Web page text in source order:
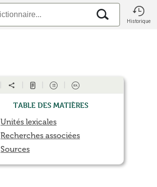
Historique
Table des matières
Unités lexicales
Recherches associées
Sources